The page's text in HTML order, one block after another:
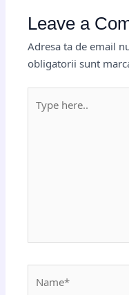
Leave a
Adresa ta de email
obligatorii sunt
here..